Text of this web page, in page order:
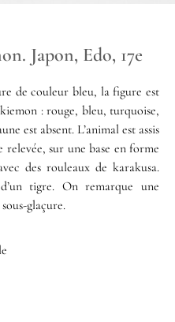
Japon, Edo, 17e
de couleur bleu, la figure est
: rouge, bleu, turquoise,
est absent. L’animal est assis
relevée, sur une base en forme
des rouleaux de karakusa.
tigre. On remarque une
glaçure.